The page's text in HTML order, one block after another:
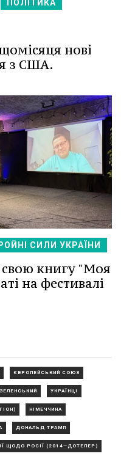
ПОЛІТИКА
нові
з США.
СИЛИ УКРАЇНИ
книгу "Моя
на фестивалі
ЄВРОПЕЙСЬКИЙ СОЮЗ
УКРАЇНЦІ
НІМЕЧЧИНА
ДОНАЛЬД ТРАМП
ЩОДО РОСІЇ (2014—ДОТЕПЕР)